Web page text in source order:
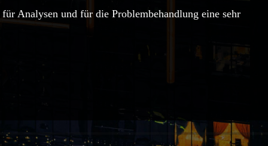
Analysen und für die Problembehandlung eine sehr